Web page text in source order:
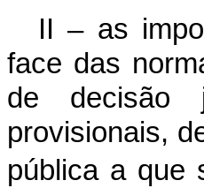
II – as
face das
de decisão
provisionais,
pública a que